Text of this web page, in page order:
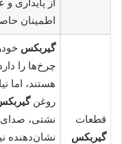
از پایداری
اطمینان
قطعات
گیربکس
گیربکس
چرخ‌ها را
هستند، اما
روغن
نشتی، صدای
نشان‌دهنده